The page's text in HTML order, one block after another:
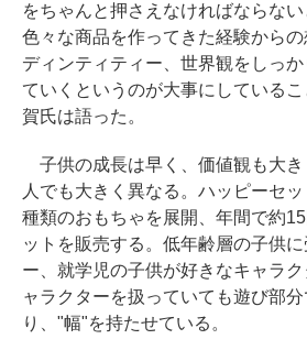
をちゃんと押さえなければならな
色々な商品を作ってきた経験から
ディンティティー、世界観をしっ
ていくというのが大事にしている
賀氏は語った。
子供の成長は早く、価値観も大き
人でも大きく異なる。ハッピーセ
種類のおもちゃを展開、年間で約
ットを販売する。低年齢層の子供
ー、就学児の子供が好きなキャラ
ャラクターを扱っていても遊び部
り、"幅"を持たせている。